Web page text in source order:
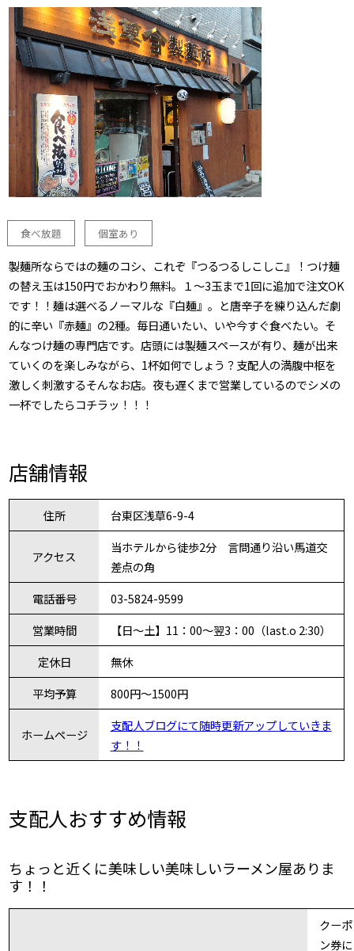
食べ放題 個室あり
製麺所ならではの麺のコシ、これぞ『つるつるしこしこ』！つけ麺
の替え玉は150円でおかわり無料。１〜3玉まで1回に追加で注文OK
です！！麺は選べるノーマルな『白麺』。と唐辛子を練り込んだ劇
的に辛い『赤麺』の2種。毎日通いたい、いや今すぐ食べたい。そ
んなつけ麺の専門店です。店頭には製麺スペースが有り、麺が出来
ていくのを楽しみながら、1杯如何でしょう？支配人の満腹中枢を
激しく刺激するそんなお店。夜も遅くまで営業しているのでシメの
一杯でしたらコチラッ！！！
店舗情報
住所 台東区浅草6-9-4
アクセス
当ホテルから徒歩2分 言問通り沿い馬道交
差点の角
電話番号
03-5824-9599
営業時間
【日〜土】11：00〜翌3：00（last.o 2:30）
定休日
無休
平均予算
800円〜1500円
ホームページ
支配人ブログにて随時更新アップしていきま
す！！
支配人おすすめ情報
ちょっと近くに美味しい美味しいラーメン屋ありま
す！！
クーポ
ン券に